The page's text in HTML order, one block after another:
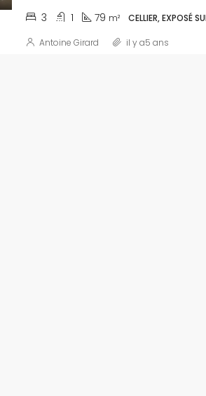
3 1 79 m² CELLIER, EXPOSÉ
Antoine Girard il y a5 ans